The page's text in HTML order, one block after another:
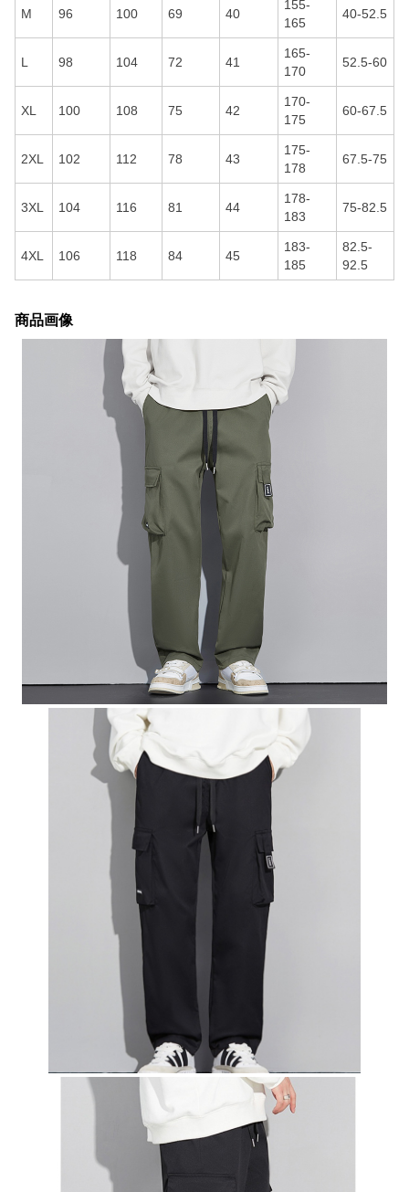
M 96 100 69 40
155-
165
40-52.5
L 98 104 72 41
165-
170
52.5-60
XL 100 108 75 42
170-
175
60-67.5
2XL 102 112 78 43
175-
178
67.5-75
3XL 104 116 81 44
178-
183
75-82.5
4XL 106 118 84 45
183-
185
82.5-
92.5
商品画像